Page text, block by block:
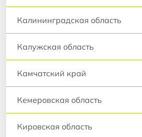
Калининградская область
Калужская область
Камчатский край
Кемеровская область
Кировская область